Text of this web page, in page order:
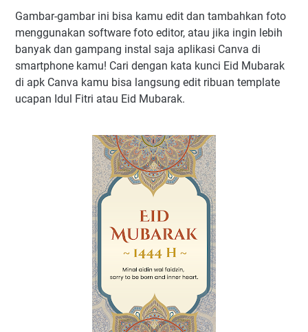
Gambar-gambar ini bisa kamu edit dan tambahkan foto
menggunakan software foto editor, atau jika ingin lebih
banyak dan gampang instal saja aplikasi Canva di
smartphone kamu! Cari dengan kata kunci Eid Mubarak
di apk Canva kamu bisa langsung edit ribuan template
ucapan Idul Fitri atau Eid Mubarak.